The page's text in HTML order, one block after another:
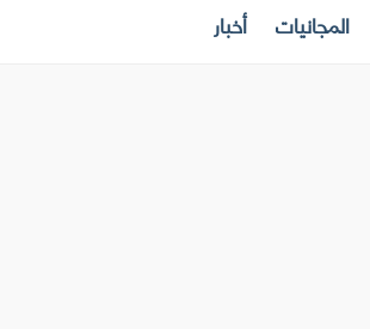
المجانيات أخبار